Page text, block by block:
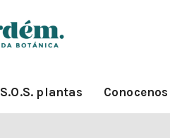
S.O.S. plantas Conocenos